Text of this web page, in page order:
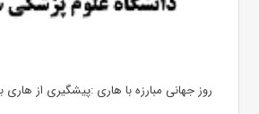
روز جهانی مبارزه با هاری :پیشگیری از